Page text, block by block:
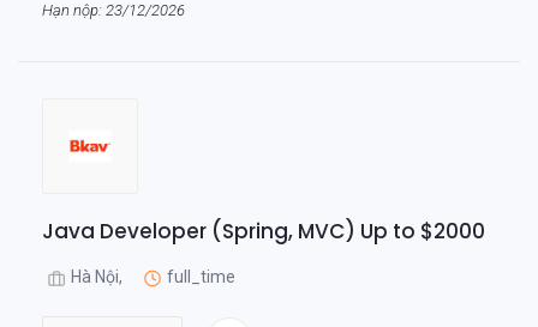
Hạn nộp: 23/12/2026
Java Developer (Spring, MVC) Up to $2000
Hà Nội, full_time